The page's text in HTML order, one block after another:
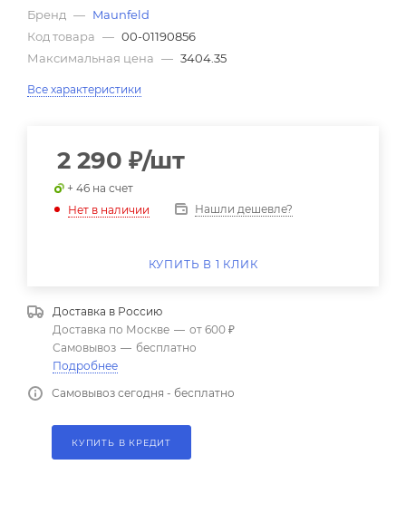
Бренд — Maunfeld
Код товара — 00-01190856
Максимальная цена — 3404.35
Все характеристики
2 290 ₽/шт
+ 46 на счет
Нет в наличии
Нашли дешевле?
КУПИТЬ В 1 КЛИК
Доставка в Россию
Доставка по Москве — от 600 ₽
Самовывоз — бесплатно
Подробнее
Самовывоз сегодня - бесплатно
КУПИТЬ В КРЕДИТ